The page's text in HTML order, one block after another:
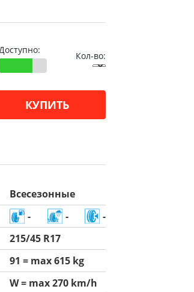
Кол-во:
КУПИТЬ
Всесезонные
- -
-
215/45 R17
91 = max 615 kg
W = max 270 km/h